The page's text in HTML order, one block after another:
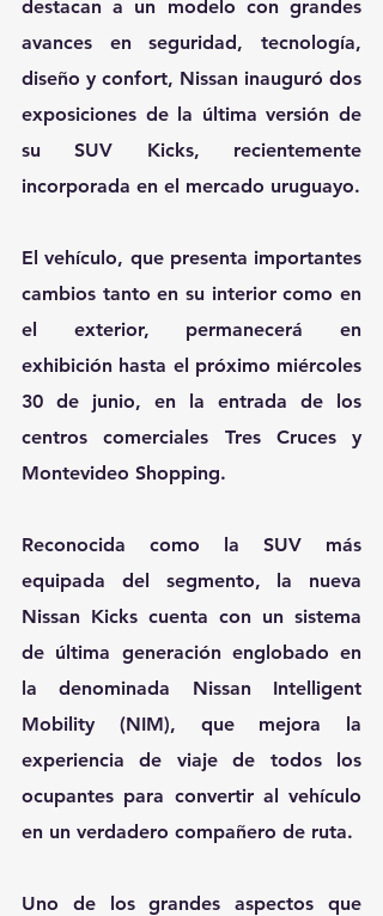
destacan a un modelo con grandes
avances en seguridad, tecnología,
diseño y confort, Nissan inauguró dos
exposiciones de la última versión de
su SUV Kicks, recientemente
incorporada en el mercado uruguayo.
El vehículo, que presenta importantes
cambios tanto en su interior como en
el exterior, permanecerá en
exhibición hasta el próximo miércoles
30 de junio, en la entrada de los
centros comerciales Tres Cruces y
Montevideo Shopping.
Reconocida como la SUV más
equipada del segmento, la nueva
Nissan Kicks cuenta con un sistema
de última generación englobado en
la denominada Nissan Intelligent
Mobility (NIM), que mejora la
experiencia de viaje de todos los
ocupantes para convertir al vehículo
en un verdadero compañero de ruta.
Uno de los grandes aspectos que